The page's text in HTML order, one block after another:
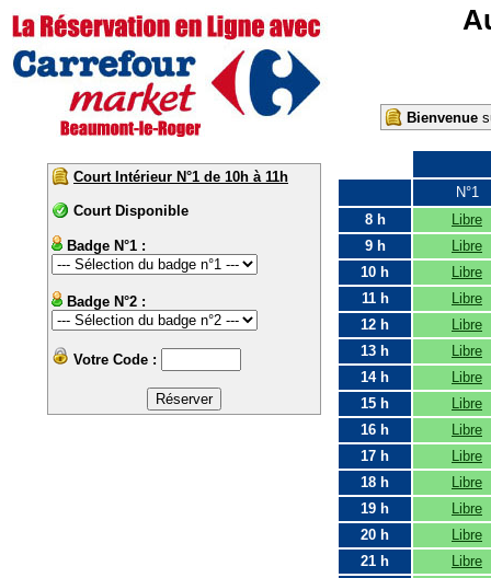
Bienvenue
Court Intérieur N°1 de 10h à 11h
Court Disponible
Badge N°1 :
Badge N°2 :
Votre Code :
N°1
8 h
Libre
9 h
Libre
10 h
Libre
11 h
Libre
12 h
Libre
13 h
Libre
14 h
Libre
15 h
Libre
16 h
Libre
17 h
Libre
18 h
Libre
19 h
Libre
20 h
Libre
21 h
Libre